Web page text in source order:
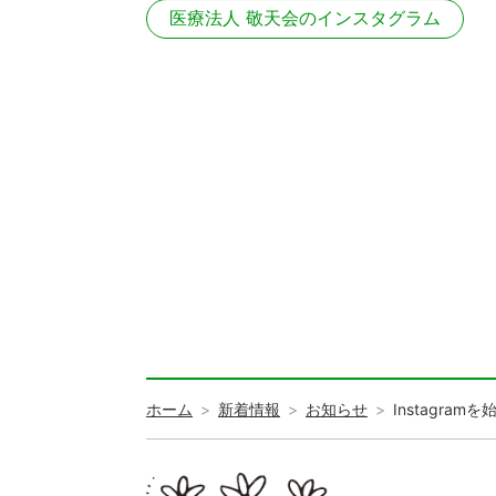
医療法人 敬天会のインスタグラム
ホーム 新着情報 お知らせ Instagramを始